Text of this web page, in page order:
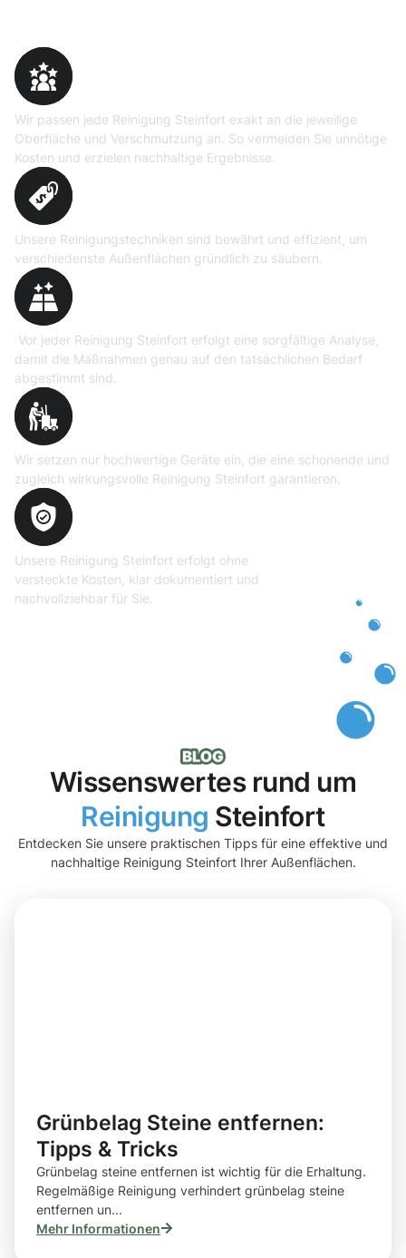
Wir passen jede Reinigung Steinfort exakt an die jeweilige
Oberfläche und Verschmutzung an. So vermeiden Sie unnötige
Kosten und erzielen nachhaltige Ergebnisse.
Unsere Reinigungstechniken sind bewährt und effizient, um
verschiedenste Außenflächen gründlich zu säubern.
Vor jeder Reinigung Steinfort erfolgt eine sorgfältige Analyse,
damit die Maßnahmen genau auf den tatsächlichen Bedarf
abgestimmt sind.
Wir setzen nur hochwertige Geräte ein, die eine schonende und
zugleich wirkungsvolle Reinigung Steinfort garantieren.
Unsere Reinigung Steinfort erfolgt ohne
versteckte Kosten, klar dokumentiert und
nachvollziehbar für Sie.
Wissenswertes rund um
Reinigung Steinfort
Entdecken Sie unsere praktischen Tipps für eine effektive und
nachhaltige Reinigung Steinfort Ihrer Außenflächen.
Grünbelag Steine entfernen:
Tipps & Tricks
Grünbelag steine entfernen ist wichtig für die Erhaltung.
Regelmäßige Reinigung verhindert grünbelag steine
entfernen un...
Mehr Informationen